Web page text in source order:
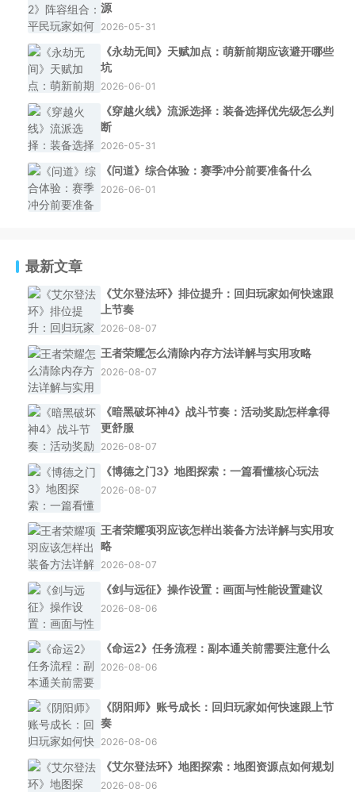
源
2026-05-31
《永劫无间》天赋加点：萌新前期应该避开哪些
坑
2026-06-01
《穿越火线》流派选择：装备选择优先级怎么判
断
2026-05-31
《问道》综合体验：赛季冲分前要准备什么
2026-06-01
最新文章
《艾尔登法环》排位提升：回归玩家如何快速跟
上节奏
2026-08-07
王者荣耀怎么清除内存方法详解与实用攻略
2026-08-07
《暗黑破坏神4》战斗节奏：活动奖励怎样拿得
更舒服
2026-08-07
《博德之门3》地图探索：一篇看懂核心玩法
2026-08-07
王者荣耀项羽应该怎样出装备方法详解与实用攻
略
2026-08-07
《剑与远征》操作设置：画面与性能设置建议
2026-08-06
《命运2》任务流程：副本通关前需要注意什么
2026-08-06
《阴阳师》账号成长：回归玩家如何快速跟上节
奏
2026-08-06
《艾尔登法环》地图探索：地图资源点如何规划
2026-08-06